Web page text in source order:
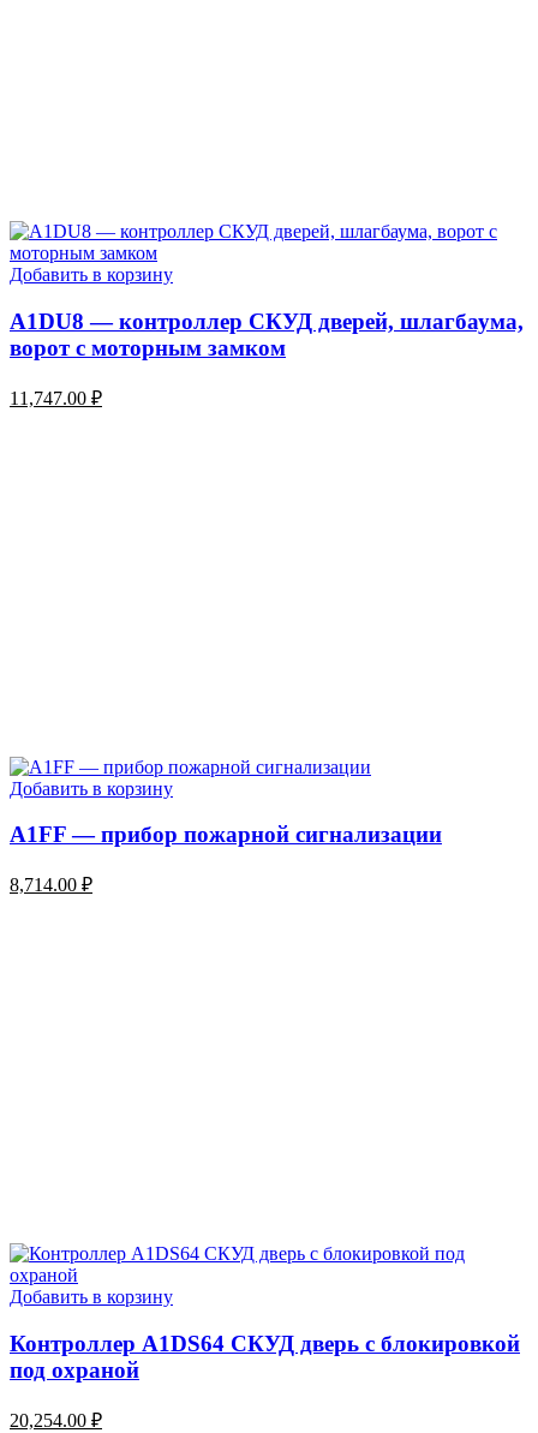
Добавить в корзину
A1DU8 — контроллер СКУД дверей, шлагбаума,
ворот с моторным замком
11,747.00 ₽
Добавить в корзину
A1FF — прибор пожарной сигнализации
8,714.00 ₽
Добавить в корзину
Контроллер A1DS64 СКУД дверь с блокировкой
под охраной
20,254.00 ₽